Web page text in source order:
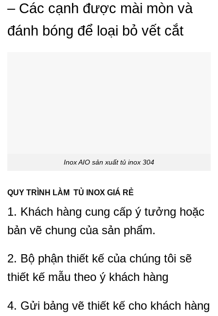
– Các cạnh được mài mòn và
đánh bóng để loại bỏ vết cắt
Inox AIO sản xuất tủ inox 304
QUY TRÌNH LÀM TỦ INOX GIÁ RẺ
1. Khách hàng cung cấp ý tưởng hoặc
bản vẽ chung của sản phẩm.
2. Bộ phận thiết kế của chúng tôi sẽ
thiết kế mẫu theo ý khách hàng
4. Gửi bảng vẽ thiết kế cho khách hàng